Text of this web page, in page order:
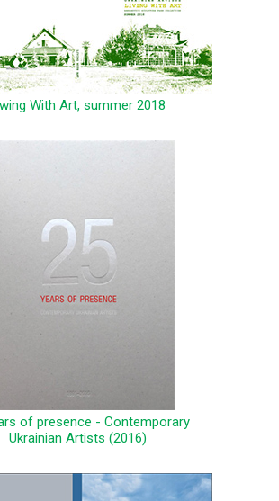
With Art, summer 2018
of presence - Contemporary
Ukrainian Artists (2016)